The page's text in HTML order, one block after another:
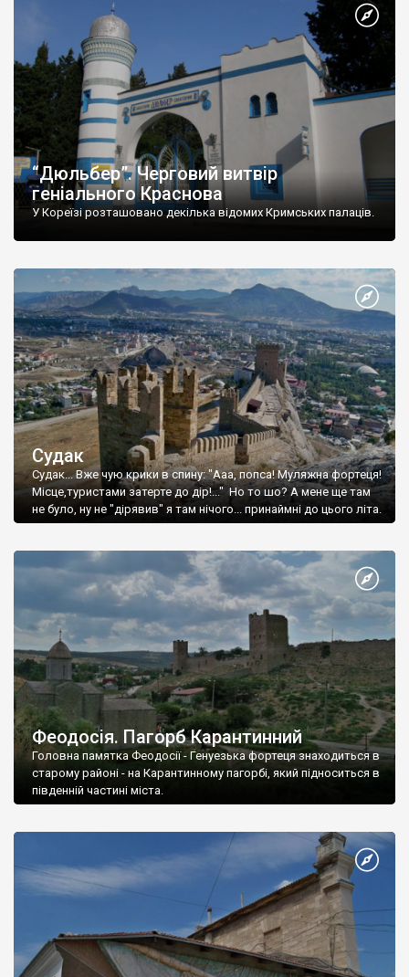
“Дюльбер”. Черговий витвір
геніального Краснова
У Кореїзі розташовано декілька відомих Кримських палаців.
Судак
Судак... Вже чую крики в спину: "Ааа, попса! Муляжна фортеця!
Місце,туристами затерте до дір!..." Но то шо? А мене ще там
не було, ну не "дірявив" я там нічого... принаймні до цього літа.
Феодосія. Пагорб Карантинний
Головна памятка Феодосії - Генуезька фортеця знаходиться в
старому районі - на Карантинному пагорбі, який підноситься в
південній частині міста.